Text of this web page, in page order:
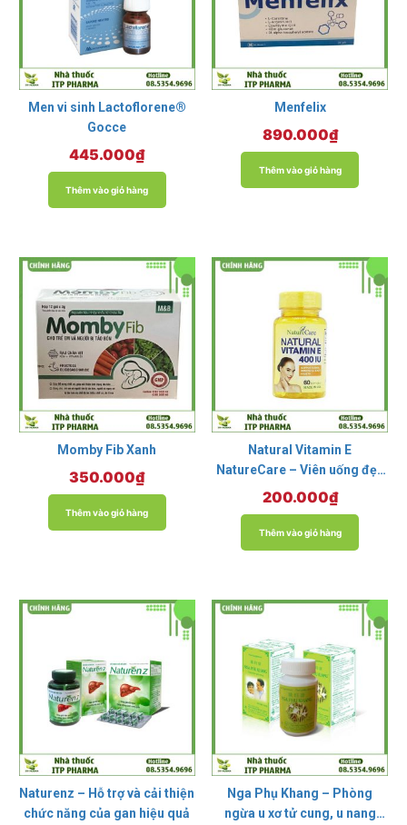
Men vi sinh Lactoflorene®
Gocce
445.000₫
Thêm vào giỏ hàng
Menfelix
890.000₫
Thêm vào giỏ hàng
Momby Fib Xanh
350.000₫
Thêm vào giỏ hàng
Natural Vitamin E
NatureCare – Viên uống đẹp
da, ngăn ngừa lão hóa
200.000₫
Thêm vào giỏ hàng
Naturenz – Hỗ trợ và cải thiện
chức năng của gan hiệu quả
Nga Phụ Khang – Phòng
ngừa u xơ tử cung, u nang